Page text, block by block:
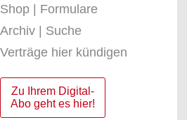
Shop | Formulare
Archiv | Suche
Verträge hier kündigen
Zu Ihrem Digital-
Abo geht es hier!